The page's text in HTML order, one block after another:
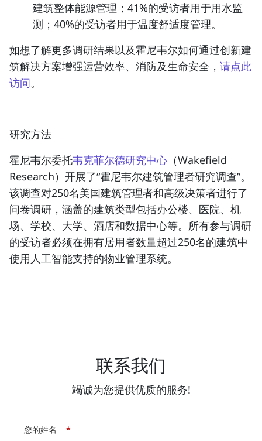
建筑整体能源管理；41%的受访者用于用水监
测；40%的受访者用于温度舒适度管理。
如想了解更多调研结果以及霍尼韦尔如何通过创新建
筑解决方案增强运营效率、消防及生命安全， 请点此
访问。
研究方法
霍尼韦尔委托韦克菲尔德研究中心 （Wakefield
Research）开展了“霍尼韦尔建筑管理者研究调查”。
该调查对250名美国建筑管理者和高级决策者进行了
问卷调研，涵盖的建筑类型包括办公楼、医院、机
场、学校、大学、酒店和数据中心等。所有参与调研
的受访者必须在拥有居用者数量超过250名的建筑中
使用人工智能支持的物业管理系统。
联系我们
竭诚为您提供优质的服务!
*
您的姓名